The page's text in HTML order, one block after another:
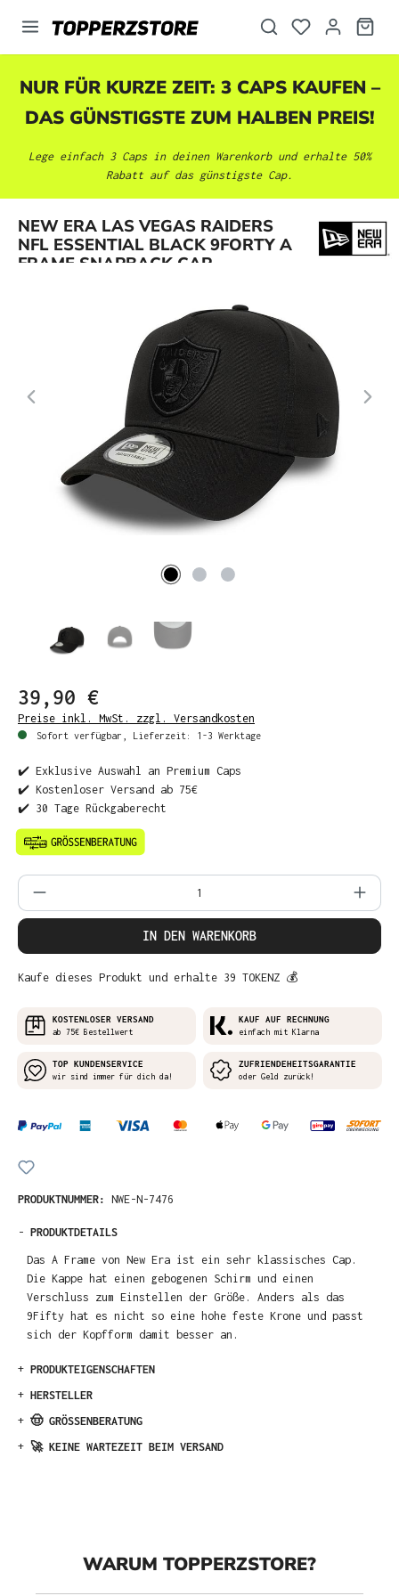
springen
NUR FÜR KURZE ZEIT: 3 CAPS KAUFEN –
DAS GÜNSTIGSTE ZUM HALBEN PREIS!
Lege einfach 3 Caps in deinen Warenkorb und erhalte 50%
Rabatt auf das günstigste Cap.
NEW ERA LAS VEGAS RAIDERS
NFL ESSENTIAL BLACK 9FORTY A
FRAME SNAPBACK CAP
Bildergalerie überspringen
39,90 €
Preise inkl. MwSt. zzgl. Versandkosten
Sofort verfügbar, Lieferzeit: 1-3 Werktage
✔️ Exklusive Auswahl an Premium Caps
✔️ Kostenloser Versand ab 75€
✔️ 30 Tage Rückgaberecht
Produkt Anzahl: Gib den gewünschten
IN DEN WARENKORB
Kaufe dieses Produkt und erhalte 39 TOKENZ 💰
KOSTENLOSER VERSAND
ab 75€ Bestellwert
KAUF AUF RECHNUNG
einfach mit Klarna
TOP KUNDENSERVICE
wir sind immer für dich da!
ZUFRIENDEHEITSGARANTIE
oder Geld zurück!
PRODUKTNUMMER: NWE-N-7476
- PRODUKTDETAILS
Das A Frame von New Era ist ein sehr klassisches Cap.
Die Kappe hat einen gebogenen Schirm und einen
Verschluss zum Einstellen der Größe. Anders als das
9Fifty hat es nicht so eine hohe feste Krone und passt
sich der Kopfform damit besser an.
+ PRODUKTEIGENSCHAFTEN
+ HERSTELLER
+ 🤠 GRÖSSENBERATUNG
+ 🚀 KEINE WARTEZEIT BEIM VERSAND
WARUM TOPPERZSTORE?